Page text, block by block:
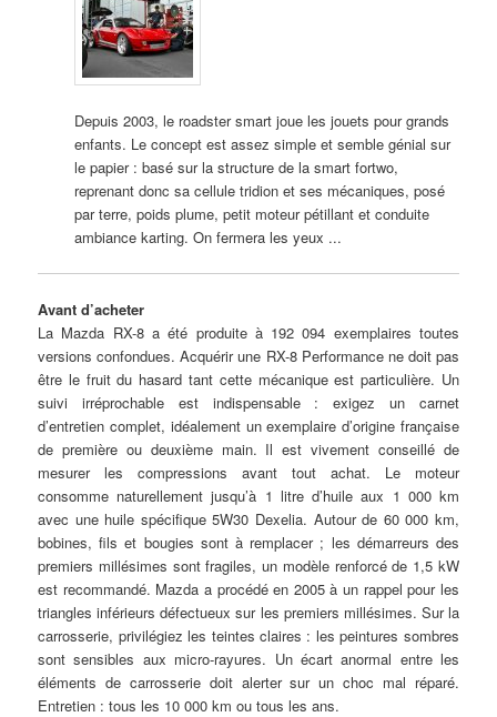
Depuis 2003, le roadster smart joue les jouets pour grands
enfants. Le concept est assez simple et semble génial sur
le papier : basé sur la structure de la smart fortwo,
reprenant donc sa cellule tridion et ses mécaniques, posé
par terre, poids plume, petit moteur pétillant et conduite
ambiance karting. On fermera les yeux ...
Avant d’acheter
La Mazda RX-8 a été produite à 192 094 exemplaires toutes
versions confondues. Acquérir une RX-8 Performance ne doit pas
être le fruit du hasard tant cette mécanique est particulière. Un
suivi irréprochable est indispensable : exigez un carnet
d’entretien complet, idéalement un exemplaire d’origine française
de première ou deuxième main. Il est vivement conseillé de
mesurer les compressions avant tout achat. Le moteur
consomme naturellement jusqu’à 1 litre d’huile aux 1 000 km
avec une huile spécifique 5W30 Dexelia. Autour de 60 000 km,
bobines, fils et bougies sont à remplacer ; les démarreurs des
premiers millésimes sont fragiles, un modèle renforcé de 1,5 kW
est recommandé. Mazda a procédé en 2005 à un rappel pour les
triangles inférieurs défectueux sur les premiers millésimes. Sur la
carrosserie, privilégiez les teintes claires : les peintures sombres
sont sensibles aux micro-rayures. Un écart anormal entre les
éléments de carrosserie doit alerter sur un choc mal réparé.
Entretien : tous les 10 000 km ou tous les ans.